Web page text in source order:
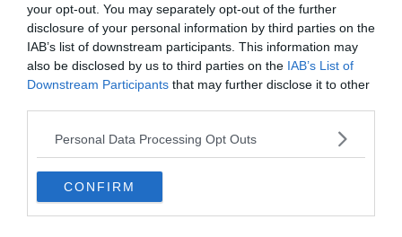
your opt-out. You may separately opt-out of the further
disclosure of your personal information by third parties on the
IAB’s list of downstream participants. This information may
also be disclosed by us to third parties on the IAB’s List of
Downstream Participants that may further disclose it to other
Personal Data Processing Opt Outs
CONFIRM